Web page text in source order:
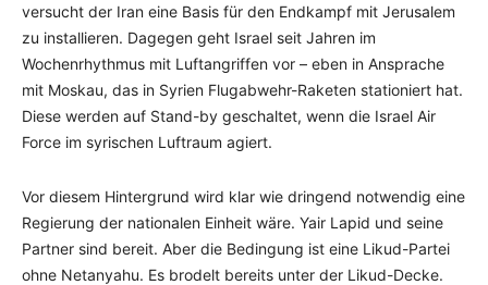
versucht der Iran eine Basis für den Endkampf mit Jerusalem
zu installieren. Dagegen geht Israel seit Jahren im
Wochenrhythmus mit Luftangriffen vor – eben in Ansprache
mit Moskau, das in Syrien Flugabwehr-Raketen stationiert hat.
Diese werden auf Stand-by geschaltet, wenn die Israel Air
Force im syrischen Luftraum agiert.
Vor diesem Hintergrund wird klar wie dringend notwendig eine
Regierung der nationalen Einheit wäre. Yair Lapid und seine
Partner sind bereit. Aber die Bedingung ist eine Likud-Partei
ohne Netanyahu. Es brodelt bereits unter der Likud-Decke.